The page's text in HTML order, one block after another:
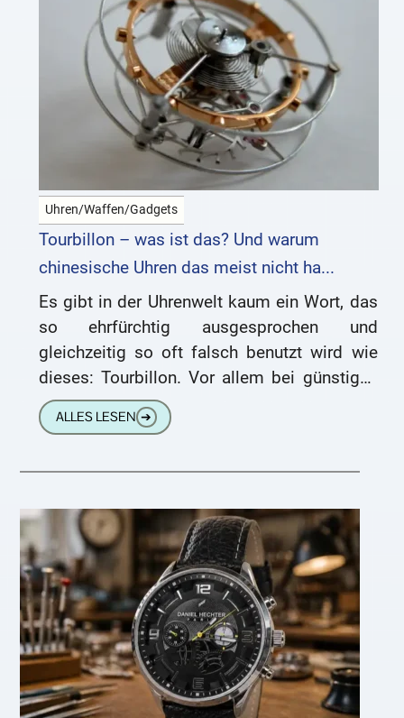
Uhren/Waffen/Gadgets
Tourbillon – was ist das? Und warum
chinesische Uhren das meist nicht ha...
Es gibt in der Uhrenwelt kaum ein Wort, das
so ehrfürchtig ausgesprochen und
gleichzeitig so oft falsch benutzt wird wie
dieses: Tourbillon. Vor allem bei günstigen
chinesischen Uhren sieht man
ALLES LESEN ➔